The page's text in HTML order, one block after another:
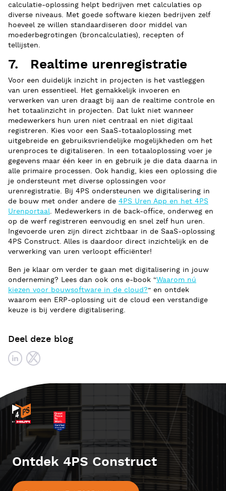
calculatie-oplossing helpt bedrijven met calculaties op
diverse niveaus. Met goede software kiezen bedrijven zelf
hoeveel ze willen standaardiseren door middel van
moederbegrotingen (broncalculaties), recepten of
tellijsten.
7. Realtime urenregistratie
Voor een duidelijk inzicht in projecten is het vastleggen
van uren essentieel. Het gemakkelijk invoeren en
verwerken van uren draagt bij aan de realtime controle en
het totaalinzicht in projecten. Dat lukt niet wanneer
medewerkers hun uren niet centraal en niet digitaal
registreren. Kies voor een SaaS-totaaloplossing met
uitgebreide en gebruiksvriendelijke mogelijkheden om het
urenproces te digitaliseren. In een totaaloplossing voer je
gegevens maar één keer in en gebruik je die data daarna in
alle primaire processen. Ook handig, kies een oplossing die
je ondersteunt met diverse oplossingen voor
urenregistratie. Bij 4PS ondersteunen we digitalisering in
de bouw met onder andere de 4PS Uren App en het 4PS
Urenportaal. Medewerkers in de back-office, onderweg en
op de werf registreren eenvoudig en snel zelf hun uren.
Ingevoerde uren zijn direct zichtbaar in de SaaS-oplossing
4PS Construct. Alles is daardoor direct inzichtelijk en de
verwerking van uren verloopt efficiënter!
Ben je klaar om verder te gaan met digitalisering in jouw
onderneming? Lees dan ook ons e-book “Waarom nú
kiezen voor bouwsoftware in de cloud?” en ontdek
waarom een ERP-oplossing uit de cloud een verstandige
keuze is bij verdere digitalisering.
Deel deze blog
Ontdek 4PS Construct